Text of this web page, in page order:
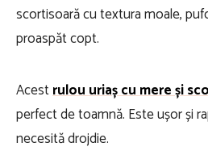
scortisoară cu textura moale,
proaspăt copt.
Acestrulou uriaș cu mere și
perfect de toamnă. Este ușor și
necesită drojdie.